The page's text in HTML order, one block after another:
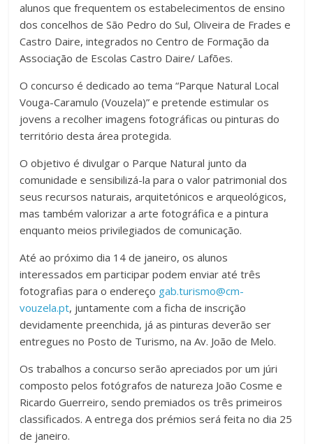
alunos que frequentem os estabelecimentos de ensino
dos concelhos de São Pedro do Sul, Oliveira de Frades e
Castro Daire, integrados no Centro de Formação da
Associação de Escolas Castro Daire/ Lafões.
O concurso é dedicado ao tema “Parque Natural Local
Vouga-Caramulo (Vouzela)” e pretende estimular os
jovens a recolher imagens fotográficas ou pinturas do
território desta área protegida.
O objetivo é divulgar o Parque Natural junto da
comunidade e sensibilizá-la para o valor patrimonial dos
seus recursos naturais, arquitetónicos e arqueológicos,
mas também valorizar a arte fotográfica e a pintura
enquanto meios privilegiados de comunicação.
Até ao próximo dia 14 de janeiro, os alunos
interessados em participar podem enviar até três
fotografias para o endereço gab.turismo@cm-
vouzela.pt, juntamente com a ficha de inscrição
devidamente preenchida, já as pinturas deverão ser
entregues no Posto de Turismo, na Av. João de Melo.
Os trabalhos a concurso serão apreciados por um júri
composto pelos fotógrafos de natureza João Cosme e
Ricardo Guerreiro, sendo premiados os três primeiros
classificados. A entrega dos prémios será feita no dia 25
de janeiro.